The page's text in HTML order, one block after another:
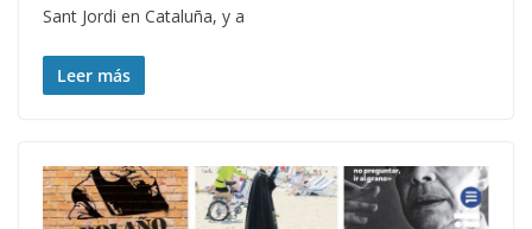
Sant Jordi en Cataluña, y a
Leer más